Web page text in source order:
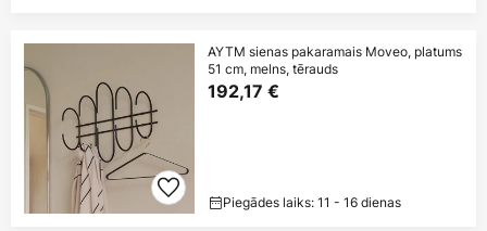
AYTM sienas pakaramais Moveo, platums
51 cm, melns, tērauds
192,17 €
Piegādes laiks: 11 - 16 dienas